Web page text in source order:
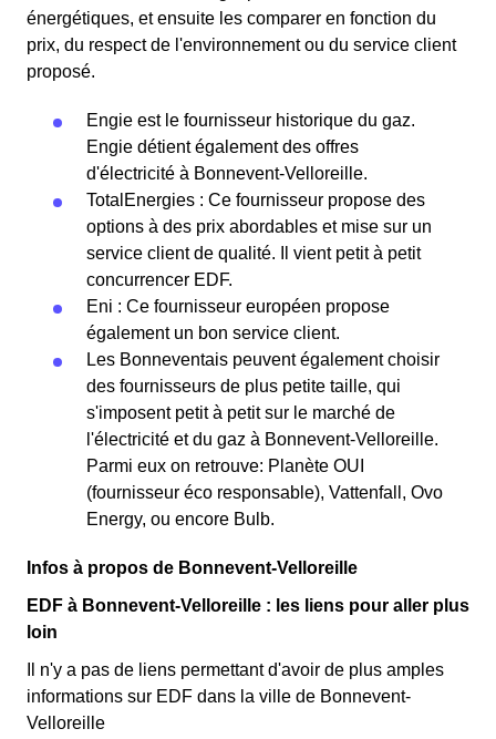
énergétiques, et ensuite les comparer en fonction du
prix, du respect de l'environnement ou du service client
proposé.
Engie est le fournisseur historique du gaz.
Engie détient également des offres
d'électricité à Bonnevent-Velloreille.
TotalEnergies : Ce fournisseur propose des
options à des prix abordables et mise sur un
service client de qualité. Il vient petit à petit
concurrencer EDF.
Eni : Ce fournisseur européen propose
également un bon service client.
Les Bonneventais peuvent également choisir
des fournisseurs de plus petite taille, qui
s'imposent petit à petit sur le marché de
l'électricité et du gaz à Bonnevent-Velloreille.
Parmi eux on retrouve: Planète OUI
(fournisseur éco responsable), Vattenfall, Ovo
Energy, ou encore Bulb.
Infos à propos de Bonnevent-Velloreille
EDF à Bonnevent-Velloreille : les liens pour aller plus
loin
Il n'y a pas de liens permettant d'avoir de plus amples
informations sur EDF dans la ville de Bonnevent-
Velloreille